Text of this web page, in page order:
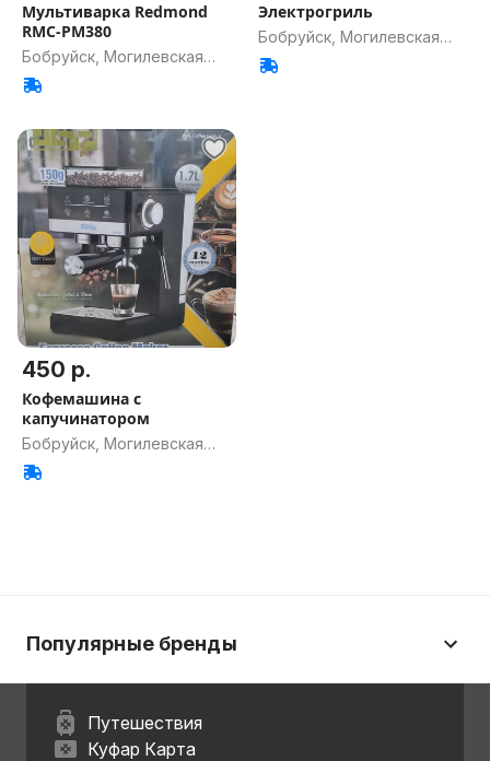
Мультиварка Redmond
RMC-PM380
Бобруйск, Могилевская
обл.
Электрогриль
Бобруйск, Могилевская
обл.
450 р.
Кофемашина с
капучинатором
Бобруйск, Могилевская
обл.
Популярные бренды
Путешествия
Куфар Карта